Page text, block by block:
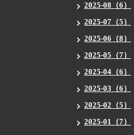
2025-08（6）
2025-07（5）
2025-06（8）
2025-05（7）
2025-04（6）
2025-03（6）
2025-02（5）
2025-01（7）